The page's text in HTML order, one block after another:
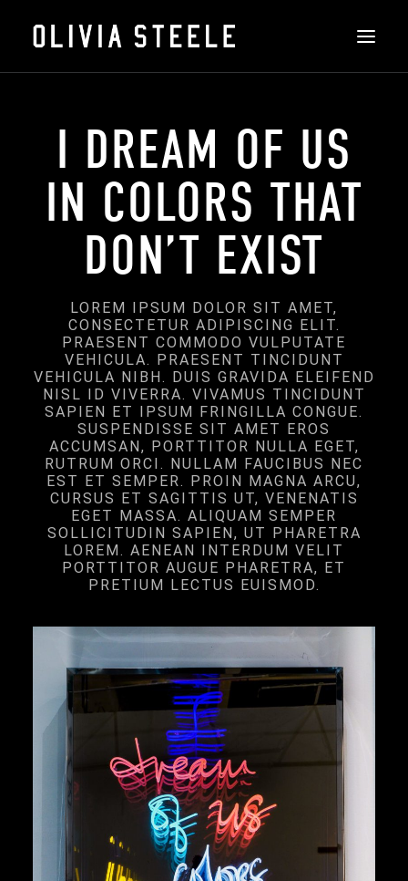
INSTALLATIONS
FEATURED
SHOP
SEARCH
I DREAM OF US
IN COLORS THAT
DON’T EXIST
LOREM IPSUM DOLOR SIT AMET,
CONSECTETUR ADIPISCING ELIT.
PRAESENT COMMODO VULPUTATE
VEHICULA. PRAESENT TINCIDUNT
VEHICULA NIBH. DUIS GRAVIDA ELEIFEND
NISL ID VIVERRA. VIVAMUS TINCIDUNT
SAPIEN ET IPSUM FRINGILLA CONGUE.
SUSPENDISSE SIT AMET EROS
ACCUMSAN, PORTTITOR NULLA EGET,
RUTRUM ORCI. NULLAM FAUCIBUS NEC
EST ET SEMPER. PROIN MAGNA ARCU,
CURSUS ET SAGITTIS UT, VENENATIS
EGET MASSA. ALIQUAM SEMPER
SOLLICITUDIN SAPIEN, UT PHARETRA
LOREM. AENEAN INTERDUM VELIT
PORTTITOR AUGUE PHARETRA, ET
PRETIUM LECTUS EUISMOD.